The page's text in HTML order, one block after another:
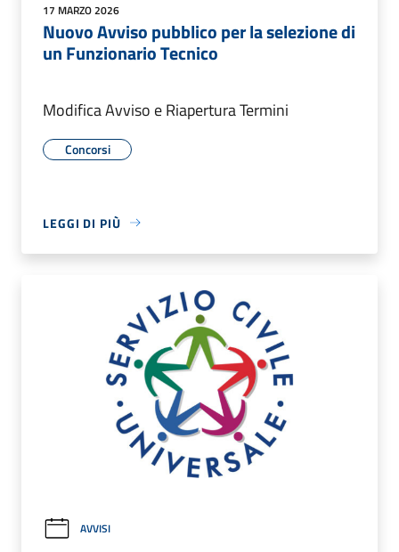
17 MARZO 2026
Nuovo Avviso pubblico per la selezione di
un Funzionario Tecnico
Modifica Avviso e Riapertura Termini
Concorsi
LEGGI DI PIÙ
AVVISI